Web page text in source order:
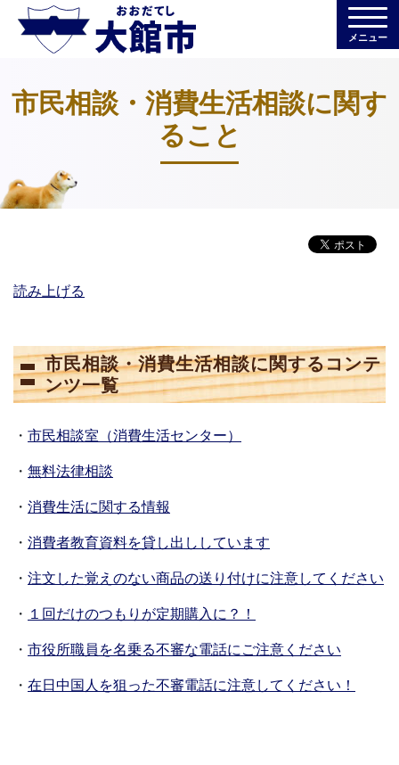
メニュー
市民相談・消費生活相談に関す
ること
読み上げる
市民相談・消費生活相談に関するコンテ
ンツ一覧
・ 市民相談室（消費生活センター）
・ 無料法律相談
・ 消費生活に関する情報
・ 消費者教育資料を貸し出ししています
・ 注文した覚えのない商品の送り付けに注意してください
・ １回だけのつもりが定期購入に？！
・ 市役所職員を名乗る不審な電話にご注意ください
・ 在日中国人を狙った不審電話に注意してください！